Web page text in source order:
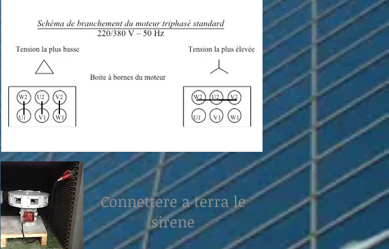
Connettere a terra le
sirene